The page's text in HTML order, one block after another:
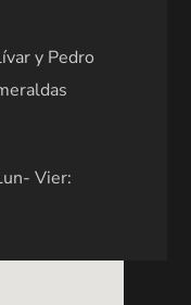
y Pedro
Vier: